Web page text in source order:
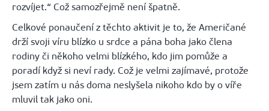
rozvíjet.“ Což samozřejmě není špatně.
Celkové ponaučení z těchto aktivit je to, že Američané
drží svoji víru blízko u srdce a pána boha jako člena
rodiny či někoho velmi blízkého, kdo jim pomůže a
poradí když si neví rady. Což je velmi zajímavé, protože
jsem zatím u nás doma neslyšela nikoho kdo by o víře
mluvil tak jako oni.